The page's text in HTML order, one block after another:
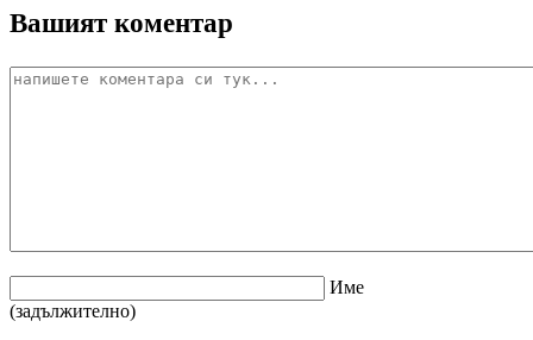
Вашият коментар
Име
(задължително)